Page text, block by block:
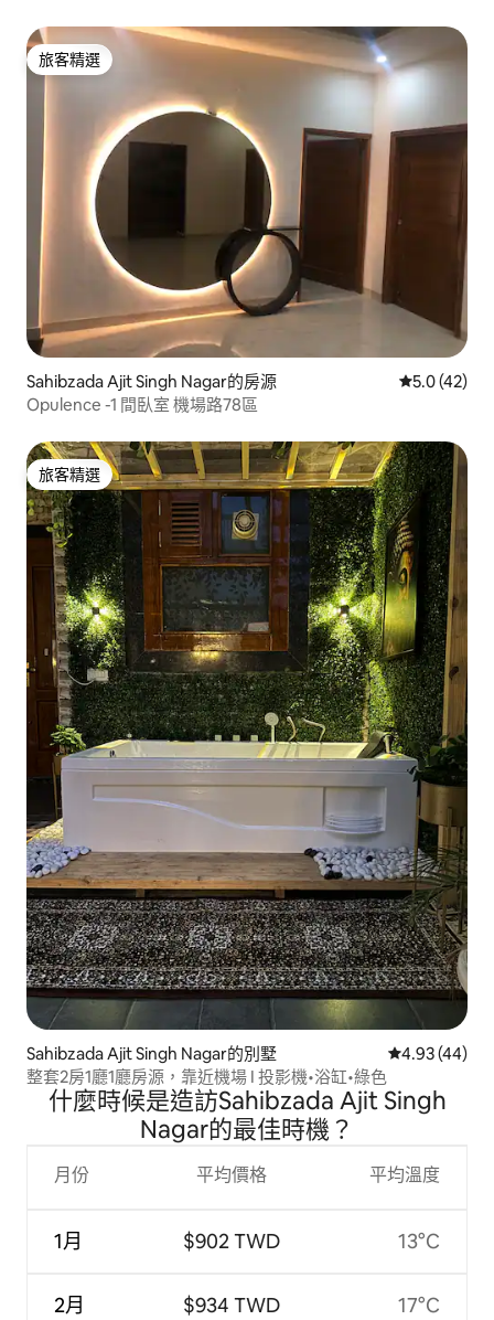
旅客精選
旅客精選
Sahibzada Ajit Singh Nagar的房源 從 42 則評
5.0 (42)
Opulence -1 間臥室 機場路78區
旅客精選
旅客精選
Sahibzada Ajit Singh Nagar的別墅 從 44 則評價
4.93 (44)
整套2房1廳1廳房源，靠近機場 I 投影機•浴缸•綠色
什麼時候是造訪Sahibzada Ajit Singh
Nagar的最佳時機？
月份
1月
2月
平均價格
$902 TWD
$934 TWD
平均溫度
13°C
17°C